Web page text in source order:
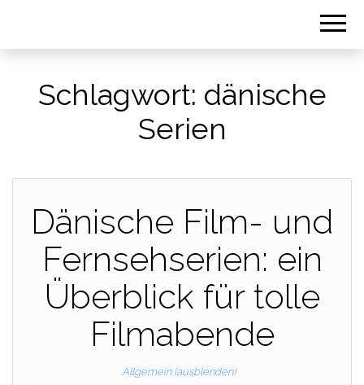
Schlagwort: dänische
Serien
Dänische Film- und
Fernsehserien: ein
Überblick für tolle
Filmabende
Allgemein (ausblenden)